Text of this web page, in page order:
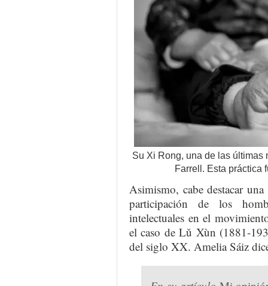
Su Xi Rong, una de las últimas
Farrell. Esta práctica
Asimismo, cabe destacar
participación de los
intelectuales en el
el caso de Lǔ Xùn (1881-
del siglo XX. Amelia Sáiz